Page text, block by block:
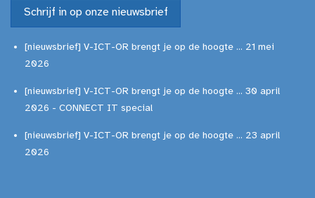
Schrijf in op onze nieuwsbrief
[nieuwsbrief] V-ICT-OR brengt je op de hoogte ... 21 mei
2026
[nieuwsbrief] V-ICT-OR brengt je op de hoogte ... 30 april
2026 - CONNECT IT special
[nieuwsbrief] V-ICT-OR brengt je op de hoogte ... 23 april
2026